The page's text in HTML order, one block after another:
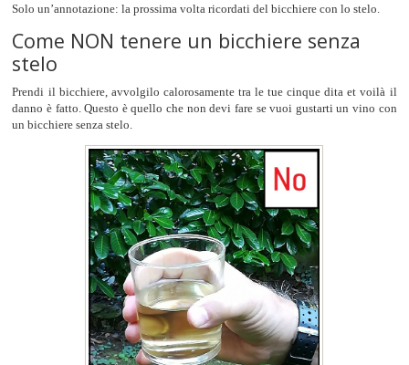
Solo un’annotazione: la prossima volta ricordati del bicchiere con lo stelo.
Come NON tenere un bicchiere senza
stelo
Prendi il bicchiere, avvolgilo calorosamente tra le tue cinque dita et voilà il
danno è fatto. Questo è quello che non devi fare se vuoi gustarti un vino con
un bicchiere senza stelo.